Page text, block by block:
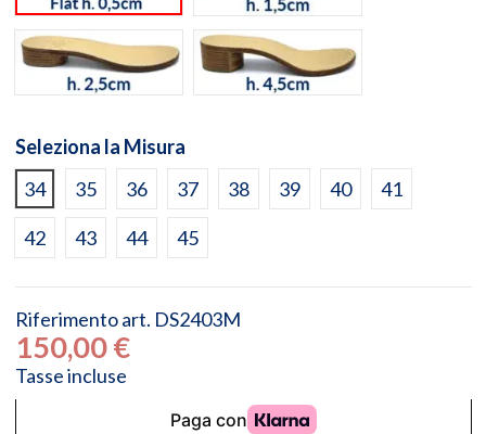
h. 2,5cm h. 4,5cm
Seleziona la Misura
34
35 36 37 38 39 40 41
42 43 44 45
Riferimento art. DS2403M
150,00 €
Tasse incluse